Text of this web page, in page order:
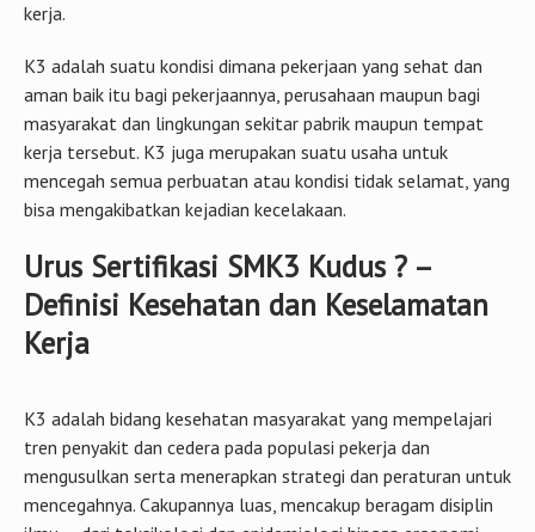
kerja.
K3 adalah suatu kondisi dimana pekerjaan yang sehat dan
aman baik itu bagi pekerjaannya, perusahaan maupun bagi
masyarakat dan lingkungan sekitar pabrik maupun tempat
kerja tersebut. K3 juga merupakan suatu usaha untuk
mencegah semua perbuatan atau kondisi tidak selamat, yang
bisa mengakibatkan kejadian kecelakaan.
Urus Sertifikasi SMK3 Kudus ? –
Definisi Kesehatan dan Keselamatan
Kerja
K3 adalah bidang kesehatan masyarakat yang mempelajari
tren penyakit dan cedera pada populasi pekerja dan
mengusulkan serta menerapkan strategi dan peraturan untuk
mencegahnya. Cakupannya luas, mencakup beragam disiplin